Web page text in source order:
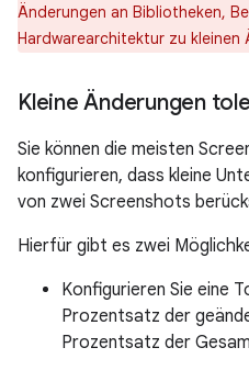
Änderungen an Bibliotheken,
Hardwarearchitektur zu kleinen
Kleine Änderungen
Sie können die meisten
konfigurieren, dass kleine
von zwei Screenshots
Hierfür gibt es zwei
Konfigurieren Sie eine
Prozentsatz der
Prozentsatz der